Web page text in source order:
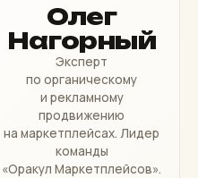
Олег
Нагорный
Эксперт
по органическому
и рекламному
продвижению
на маркетплейсах. Лидер
команды
«Оракул Маркетплейсов».